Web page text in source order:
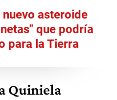
asteroide
que podría
para la Tierra
Quiniela